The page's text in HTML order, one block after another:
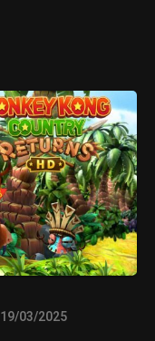
19/03/2025